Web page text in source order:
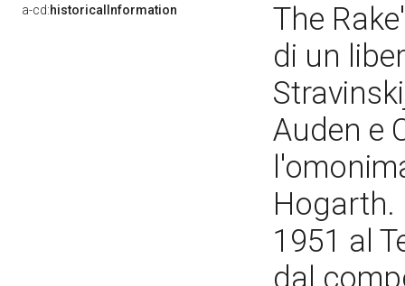
a-cd:historicalInformation
The
di un
Auden e
Hogarth.
1951 al
dal